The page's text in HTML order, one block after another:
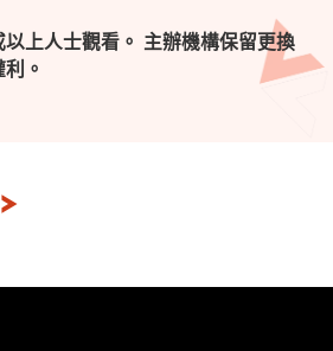
上人士觀看。 主辦機構保留更換
。